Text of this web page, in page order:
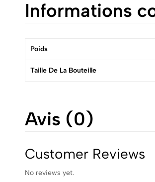
Informations
Poids
Taille De La Bouteille
Avis (0)
Customer Reviews
No reviews yet.